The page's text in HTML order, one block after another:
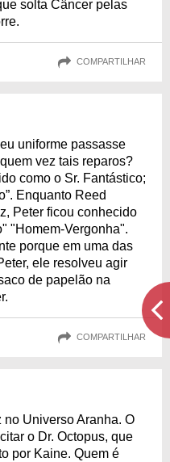
solta Câncer pelas
COMPARTILHAR
uniforme passasse
vez tais reparos?
como o Sr. Fantástico;
Enquanto Reed
Peter ficou conhecido
"Homem-Vergonha".
porque em uma das
ele resolveu agir
de papelão na
COMPARTILHAR
no Universo Aranha. O
o Dr. Octopus, que
por Kaine. Quem é